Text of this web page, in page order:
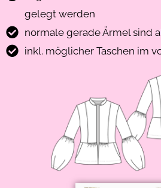
gelegt werden
normale gerade Ärmel sind
inkl. möglicher Taschen im